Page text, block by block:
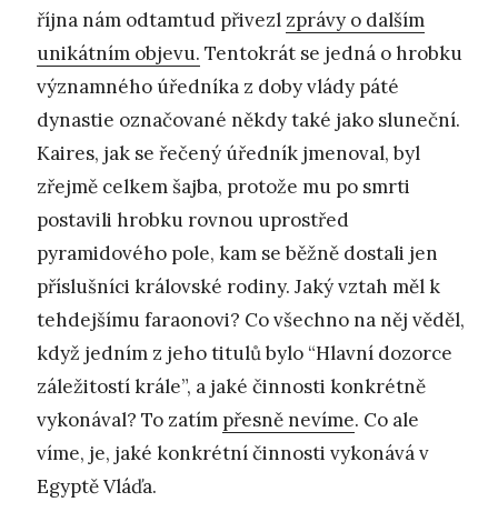
října nám odtamtud přivezl zprávy o dalším
unikátním objevu. Tentokrát se jedná o hrobku
významného úředníka z doby vlády páté
dynastie označované někdy také jako sluneční.
Kaires, jak se řečený úředník jmenoval, byl
zřejmě celkem šajba, protože mu po smrti
postavili hrobku rovnou uprostřed
pyramidového pole, kam se běžně dostali jen
příslušníci královské rodiny. Jaký vztah měl k
tehdejšímu faraonovi? Co všechno na něj věděl,
když jedním z jeho titulů bylo “Hlavní dozorce
záležitostí krále”, a jaké činnosti konkrétně
vykonával? To zatím přesně nevíme. Co ale
víme, je, jaké konkrétní činnosti vykonává v
Egyptě Vláďa.